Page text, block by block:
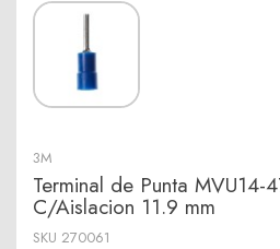
3M
Terminal de Punta MVU14-
C/Aislacion 11.9 mm
SKU 270061